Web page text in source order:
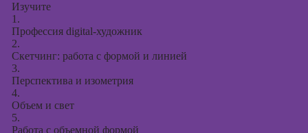
Изучите
1.
Профессия digital-художник
2.
Скетчинг: работа с формой и линией
3.
Перспектива и изометрия
4.
Объем и свет
5.
Работа с объемной формой